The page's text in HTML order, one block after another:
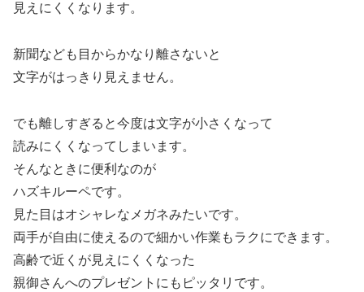
見えにくくなります。
新聞なども目からかなり離さないと
文字がはっきり見えません。
でも離しすぎると今度は文字が小さくなって
読みにくくなってしまいます。
そんなときに便利なのが
ハズキルーペです。
見た目はオシャレなメガネみたいです。
両手が自由に使えるので細かい作業もラクにできます。
高齢で近くが見えにくくなった
親御さんへのプレゼントにもピッタリです。